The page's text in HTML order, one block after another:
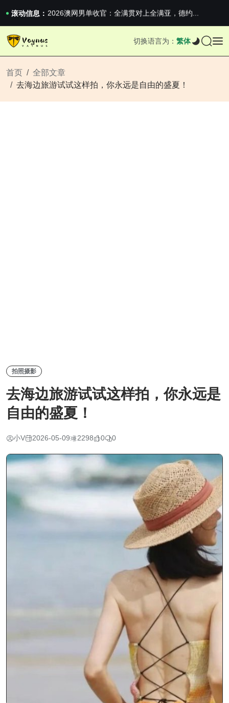
滚动信息： 2026澳网男单收官：全满贯对上全满亚，德约...
《巅峰守卫 Highguard》正式上线，官...
iPhone 16e 发布，苹果你不要太离谱
iPhone 16e 发布，苹果你不要太离谱
切换语言为： 繁体
首页
全部文章
去海边旅游试试这样拍，你永远是自由的盛夏！
拍照摄影
去海边旅游试试这样拍，你永远是
自由的盛夏！
小V 2026-05-09 2298 0 0